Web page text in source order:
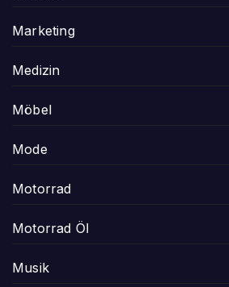
Marketing
Medizin
Möbel
Mode
Motorrad
Motorrad Öl
Musik